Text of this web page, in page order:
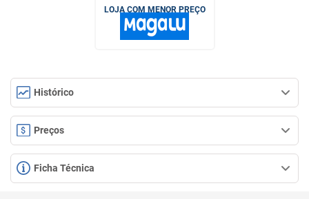
LOJA COM MENOR PREÇO
Histórico
Preços
Ficha Técnica